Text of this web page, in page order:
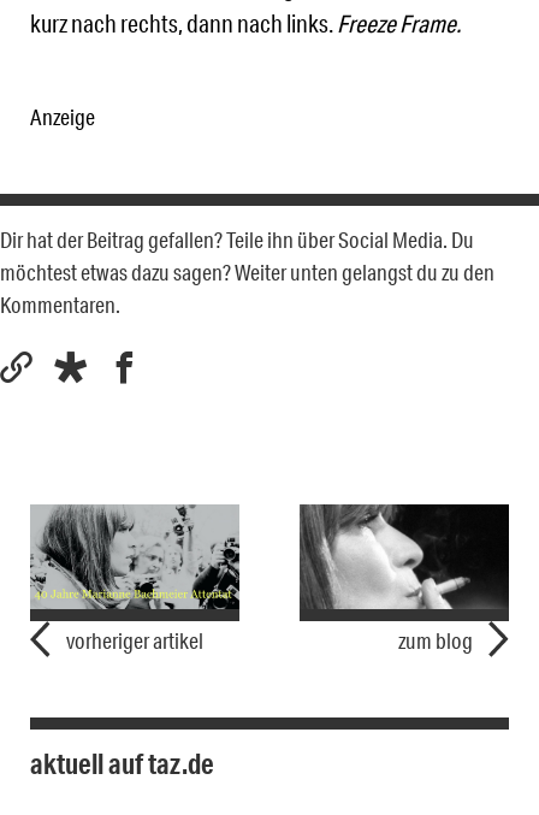
kurz nach rechts, dann nach links.Freeze Frame.
Anzeige
Dir hat der Beitrag gefallen? Teile ihn über Social Media. Du
möchtest etwas dazu sagen? Weiter unten gelangst du zu den
Kommentaren.
vorheriger artikel zum blog
aktuell auf taz.de